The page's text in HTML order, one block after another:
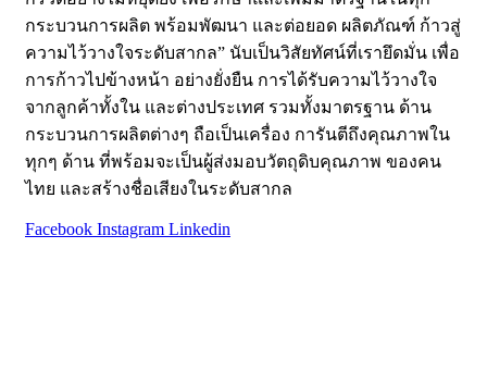
กระบวนการผลิต พร้อมพัฒนา และต่อยอด ผลิตภัณฑ์ ก้าวสู่
ความไว้วางใจระดับสากล” นับเป็นวิสัยทัศน์ที่เรายึดมั่น เพื่อ
การก้าวไปข้างหน้า อย่างยั่งยืน การได้รับความไว้วางใจ
จากลูกค้าทั้งใน และต่างประเทศ รวมทั้งมาตรฐาน ด้าน
กระบวนการผลิตต่างๆ ถือเป็นเครื่อง การันตีถึงคุณภาพใน
ทุกๆ ด้าน ที่พร้อมจะเป็นผู้ส่งมอบวัตถุดิบคุณภาพ ของคน
ไทย และสร้างชื่อเสียงในระดับสากล
Facebook Instagram Linkedin